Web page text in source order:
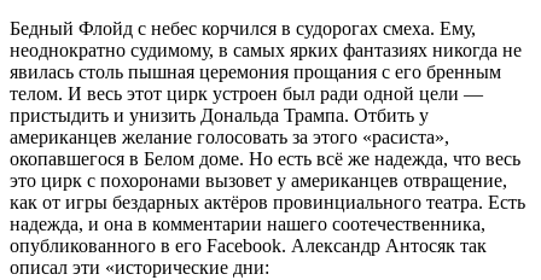
Бедный Флойд с небес корчился в судорогах смеха. Ему,
неоднократно судимому, в самых ярких фантазиях никогда не
явилась столь пышная церемония прощания с его бренным
телом. И весь этот цирк устроен был ради одной цели —
пристыдить и унизить Дональда Трампа. Отбить у
американцев желание голосовать за этого «расиста»,
окопавшегося в Белом доме. Но есть всё же надежда, что весь
это цирк с похоронами вызовет у американцев отвращение,
как от игры бездарных актёров провинциального театра. Есть
надежда, и она в комментарии нашего соотечественника,
опубликованного в его Facebook. Александр Антосяк так
описал эти «исторические дни: